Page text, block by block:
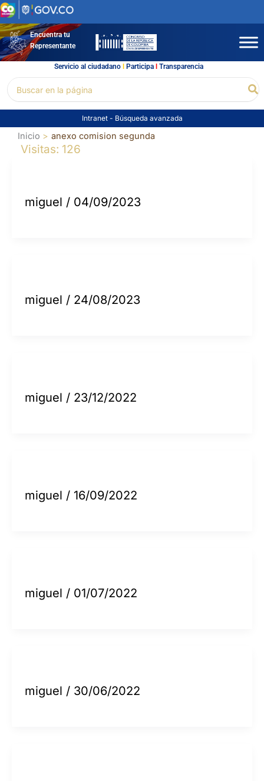
Ir
al
contenidoEncuentra tu
Representante
Servicio al ciudadano l Participal Transparencia
por:
Intranet - Búsqueda avanzada
Inicio anexo comision segunda
Visitas: 126
miguel / 04/09/2023
miguel / 24/08/2023
miguel / 23/12/2022
miguel / 16/09/2022
miguel / 01/07/2022
miguel / 30/06/2022